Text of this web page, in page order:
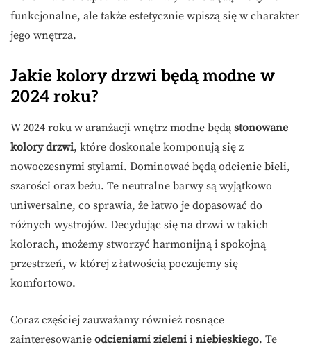
funkcjonalne, ale także estetycznie wpiszą się w charakter
jego wnętrza.
Jakie kolory drzwi będą modne w
2024 roku?
W 2024 roku w aranżacji wnętrz modne będą stonowane
kolory drzwi, które doskonale komponują się z
nowoczesnymi stylami. Dominować będą odcienie bieli,
szarości oraz beżu. Te neutralne barwy są wyjątkowo
uniwersalne, co sprawia, że łatwo je dopasować do
różnych wystrojów. Decydując się na drzwi w takich
kolorach, możemy stworzyć harmonijną i spokojną
przestrzeń, w której z łatwością poczujemy się
komfortowo.
Coraz częściej zauważamy również rosnące
zainteresowanie odcieniami zieleni i niebieskiego. Te